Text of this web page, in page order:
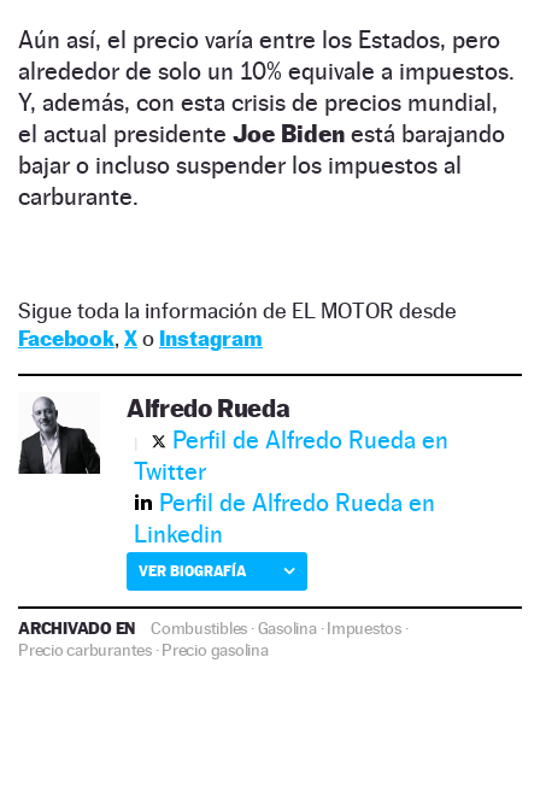
Aún así, el precio varía entre los Estados, pero
alrededor de solo un 10% equivale a impuestos.
Y, además, con esta crisis de precios mundial,
el actual presidente Joe Biden está barajando
bajar o incluso suspender los impuestos al
carburante.
Sigue toda la información de EL MOTOR desde
Facebook, Xo Instagram
Alfredo Rueda
Perfil de Alfredo Rueda en
Twitter
Perfil de Alfredo Rueda en
Linkedin
VER BIOGRAFÍA
ARCHIVADO EN Combustibles ·Gasolina·Impuestos ·
Precio carburantes·Precio gasolina